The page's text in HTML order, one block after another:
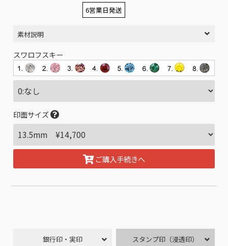
6営業日発送
素材説明
スワロフスキー
印面サイズ
ご購入手続きへ
銀行印・実印 スタンプ印（浸透印）